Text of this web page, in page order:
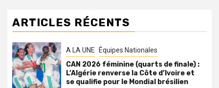
ARTICLES RÉCENTS
A LA UNE Équipes Nationales
CAN 2026 féminine (quarts de finale) :
L’Algérie renverse la Côte d’Ivoire et
se qualifie pour le Mondial brésilien